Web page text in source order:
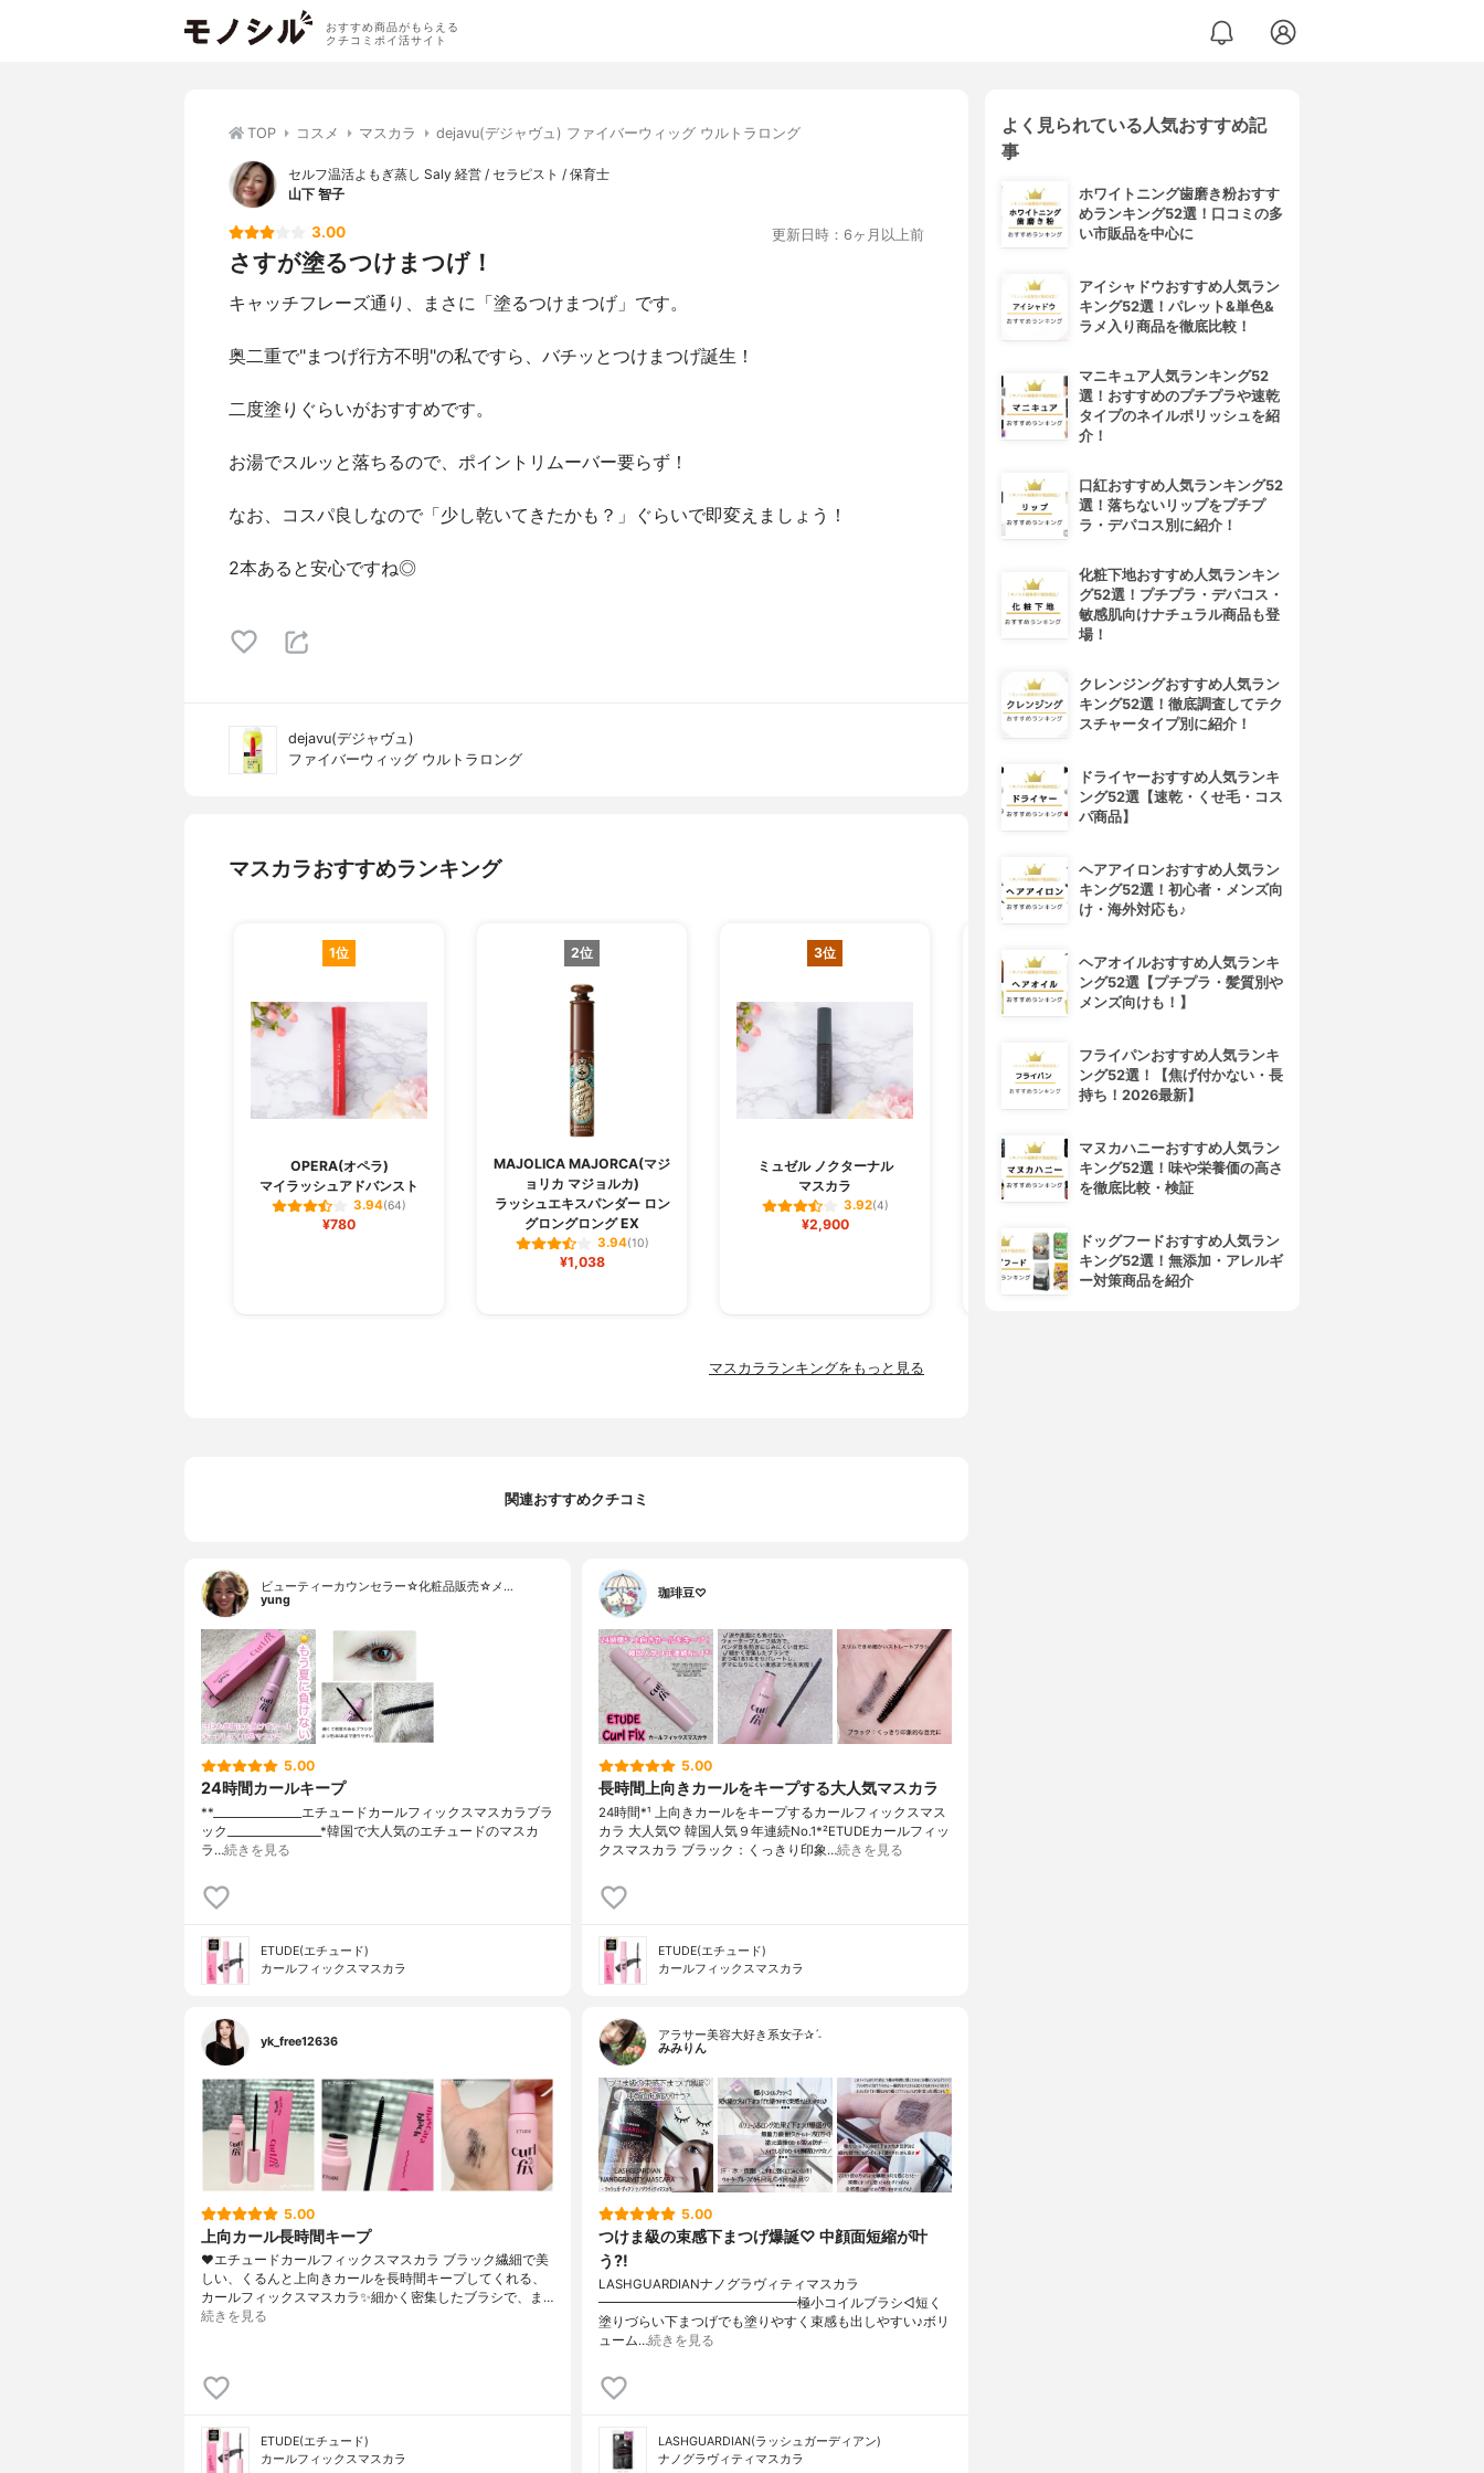
おすすめ商品がもらえる
クチコミポイ活サイト
TOP コスメ マスカラ dejavu(デジャヴュ) ファイバーウィッグ ウルトラロング
セルフ温活よもぎ蒸し Saly 経営 / セラピスト / 保育士
山下 智子
3.00 更新日時：6ヶ月以上前
さすが塗るつけまつげ！
キャッチフレーズ通り、まさに「塗るつけまつげ」です。
奥二重で"まつげ行方不明"の私ですら、バチッとつけまつげ誕生！
二度塗りぐらいがおすすめです。
お湯でスルッと落ちるので、ポイントリムーバー要らず！
なお、コスパ良しなので「少し乾いてきたかも？」ぐらいで即変えましょう！
2本あると安心ですね◎
dejavu(デジャヴュ)
ファイバーウィッグ ウルトラロング
マスカラおすすめランキング
1位
OPERA(オペラ)
マイラッシュアドバンスト
3.94(64)
¥780
2位
MAJOLICA MAJORCA(マジ
ョリカ マジョルカ)
ラッシュエキスパンダー ロン
グロングロング EX
3.94(10)
¥1,038
3位
ミュゼル ノクターナル
マスカラ
3.92(4)
¥2,900
4位
MAYBELLINE NEW YORK(メ
イベリン ニューヨーク)
ボリューム エクスプレス ハイ
フ R
3.91(33)
¥680
dejavu(デジャヴュ)
マスカラランキングをもっと見る
関連おすすめクチコミ
ビューティーカウンセラー☆化粧品販売☆メ…
yung
5.00
24時間カールキープ
**⁡________________⁡エチュード⁡カールフィックスマスカラブラ
ック⁡_________________⁡⁡*韓国で大人気のエチュードのマスカ
ラ…続きを見る
ETUDE(エチュード)
カールフィックスマスカラ
珈琲豆♡
5.00
長時間上向きカールをキープする大人気マスカラ
24時間*¹ 上向きカールをキープするカールフィックスマス
カラ 大人気♡ 韓国人気９年連続No.1*²ETUDEカールフィッ
クスマスカラ ブラック：くっきり印象…続きを見る
ETUDE(エチュード)
カールフィックスマスカラ
yk_free12636
5.00
上向カール長時間キープ
❤︎エチュードカールフィックスマスカラ ブラック繊細で美
しい、くるんと上向きカールを長時間キープしてくれる、
カールフィックスマスカラ✨細かく密集したブラシで、ま…
続きを見る
ETUDE(エチュード)
カールフィックスマスカラ
アラサー美容大好き系女子✰ˊ˗
みみりん
5.00
つけま級の束感下まつげ爆誕♡ 中顔面短縮が叶
う?!
LASHGUARDIANナノグラヴィティマスカラ
━━━━━━━━━━━━━━━極小コイルブラシ◁短く
塗りづらい下まつげでも塗りやすく束感も出しやすい♪ボリ
ューム…続きを見る
LASHGUARDIAN(ラッシュガーディアン)
ナノグラヴィティマスカラ
よく見られている人気おすすめ記
事
ホワイトニング歯磨き粉おすす
めランキング52選！口コミの多
い市販品を中心に
アイシャドウおすすめ人気ラン
キング52選！パレット&単色&
ラメ入り商品を徹底比較！
マニキュア人気ランキング52
選！おすすめのプチプラや速乾
タイプのネイルポリッシュを紹
介！
口紅おすすめ人気ランキング52
選！落ちないリップをプチプ
ラ・デパコス別に紹介！
化粧下地おすすめ人気ランキン
グ52選！プチプラ・デパコス・
敏感肌向けナチュラル商品も登
場！
クレンジングおすすめ人気ラン
キング52選！徹底調査してテク
スチャータイプ別に紹介！
ドライヤーおすすめ人気ランキ
ング52選【速乾・くせ毛・コス
パ商品】
ヘアアイロンおすすめ人気ラン
キング52選！初心者・メンズ向
け・海外対応も♪
ヘアオイルおすすめ人気ランキ
ング52選【プチプラ・髪質別や
メンズ向けも！】
フライパンおすすめ人気ランキ
ング52選！【焦げ付かない・長
持ち！2026最新】
マヌカハニーおすすめ人気ラン
キング52選！味や栄養価の高さ
を徹底比較・検証
ドッグフードおすすめ人気ラン
キング52選！無添加・アレルギ
ー対策商品を紹介